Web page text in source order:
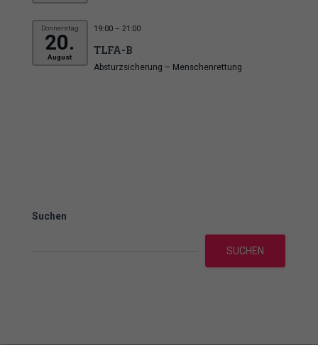
Donnerstag
20.
August
19:00 – 21:00
TLFA-B
Absturzsicherung – Menschenrettung
Suchen
SUCHEN